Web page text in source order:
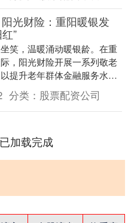
光财险：重阳暖银发
”
笑，温暖涌动暖银龄。在重
，阳光财险开展一系列敬老
提升老年群体金融服务水
群体保障覆盖面、维护老年
佰亿配....
分类： 股票配资公司
加载完成